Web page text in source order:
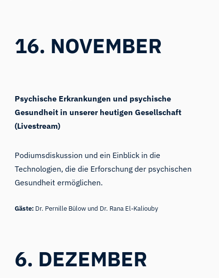
16. NOVEMBER
Psychische Erkrankungen und psychische
Gesundheit in unserer heutigen Gesellschaft
(Livestream)
Podiumsdiskussion und ein Einblick in die
Technologien, die die Erforschung der psychischen
Gesundheit ermöglichen.
Gäste: Dr. Pernille Bülow und Dr. Rana El-Kaliouby
6. DEZEMBER